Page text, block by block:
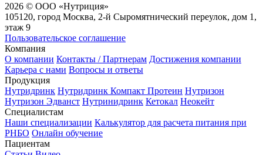
2026 © ООО «Нутриция»
105120, город Москва, 2-й Сыромятнический переулок, дом 1,
этаж 9
Пользовательское соглашение
Компания
О компании Контакты / Партнерам Достижения компании
Карьера c нами Вопросы и ответы
Продукция
Нутридринк Нутридринк Компакт Протеин Нутризон
Нутризон Эдванст Нутринидринк Кетокал Неокейт
Специалистам
Наши специализации Калькулятор для расчета питания при
РНБО Онлайн обучение
Пациентам